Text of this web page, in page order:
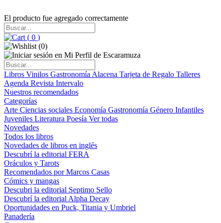
El producto fue agregado correctamente
( 0 )
(0)
Libros Vinilos Gastronomía Alacena Tarjeta de Regalo Talleres
Agenda Revista Intervalo
Nuestros recomendados
Categorías
Arte Ciencias sociales Economía Gastronomía Género Infantiles
Juveniles Literatura Poesía Ver todas
Novedades
Todos los libros
Novedades de libros en inglés
Descubrí la editorial FERA
Oráculos y Tarots
Recomendados por Marcos Casas
Cómics y mangas
Descubri la editorial Septimo Sello
Descubrí la editorial Alpha Decay
Oportunidades en Puck, Titania y Umbriel
Panadería